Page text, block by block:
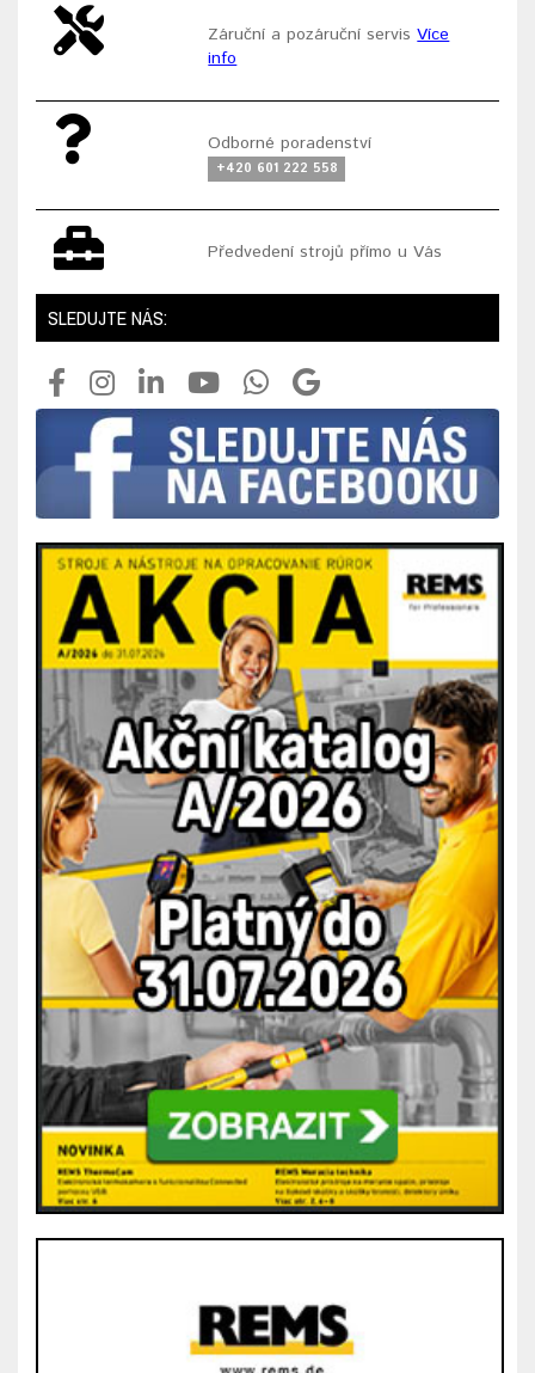
Záruční a pozáruční servisVíce
info
Odborné poradenství
+420 601 222 558
Předvedení strojů přímo u Vás
SLEDUJTE NÁS: